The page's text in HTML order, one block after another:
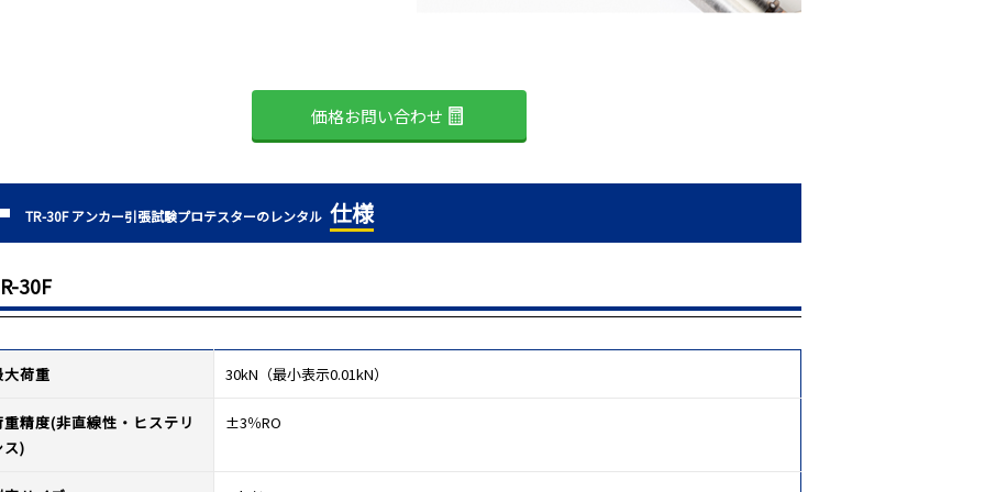
価格お問い合わせ
TR-30F アンカー引張試験プロテスターのレンタル 仕様
30F
大荷重 30kN（最小表示0.01kN）
重精度(非直線性・ヒステリ
ス)
±3％RO